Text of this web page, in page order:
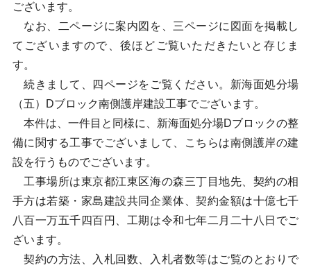
ございます。
なお、二ページに案内図を、三ページに図面を掲載し
てございますので、後ほどご覧いただきたいと存じま
す。
続きまして、四ページをご覧ください。新海面処分場
（五）Dブロック南側護岸建設工事でございます。
本件は、一件目と同様に、新海面処分場Dブロックの整
備に関する工事でございまして、こちらは南側護岸の建
設を行うものでございます。
工事場所は東京都江東区海の森三丁目地先、契約の相
手方は若築・家島建設共同企業体、契約金額は十億七千
八百一万五千四百円、工期は令和七年二月二十八日でご
ざいます。
契約の方法、入札回数、入札者数等はご覧のとおりで